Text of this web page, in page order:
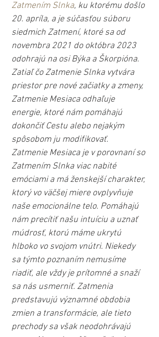
Zatmením Slnka, ku ktorému došlo
20. apríla, a je súčasťou súboru
siedmich Zatmení, ktoré sa od
novembra 2021 do októbra 2023
odohrajú na osi Býka a Škorpióna.
Zatiaľ čo Zatmenie Slnka vytvára
priestor pre nové začiatky a zmeny,
Zatmenie Mesiaca odhaľuje
energie, ktoré nám pomáhajú
dokončiť Cestu alebo nejakým
spôsobom ju modifikovať.
Zatmenie Mesiaca je v porovnaní so
Zatmením Slnka viac nabité
emóciami a má ženskejší charakter,
ktorý vo väčšej miere ovplyvňuje
naše emocionálne telo. Pomáhajú
nám precítiť našu intuíciu a uznať
múdrosť, ktorú máme ukrytú
hlboko vo svojom vnútri. Niekedy
sa týmto poznaním nemusíme
riadiť, ale vždy je prítomné a snaží
sa nás usmerniť. Zatmenia
predstavujú významné obdobia
zmien a transformácie, ale tieto
prechody sa však neodohrávajú